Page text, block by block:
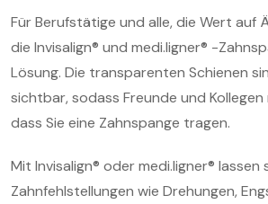
Für Berufstätige und alle, die Wert auf
die Invisalign® und medi.ligner® -
Lösung. Die transparenten Schienen
sichtbar, sodass Freunde und
dass Sie eine Zahnspange tragen.
Mit Invisalign® oder medi.ligner® lassen
Zahnfehlstellungen wie Drehungen,